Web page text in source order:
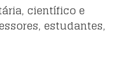
científico e
estudantes,